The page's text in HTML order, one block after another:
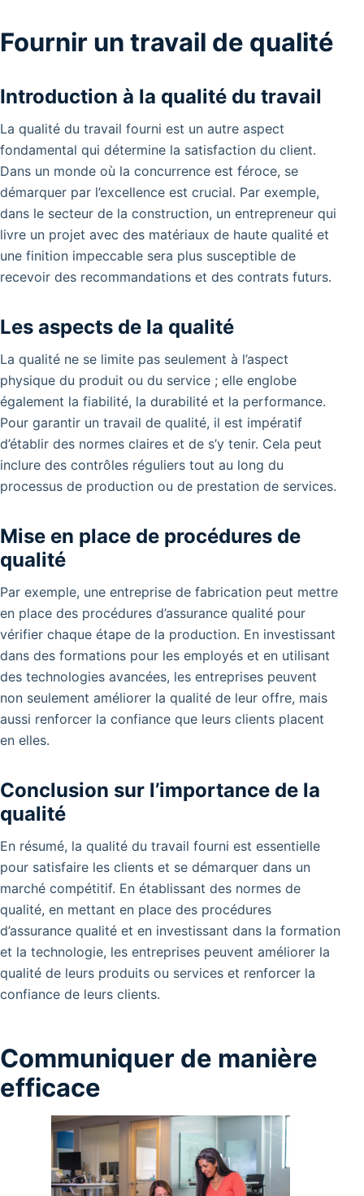
Fournir un travail de qualité
Introduction à la qualité du travail
La qualité du travail fourni est un autre aspect
fondamental qui détermine la satisfaction du client.
Dans un monde où la concurrence est féroce, se
démarquer par l’excellence est crucial. Par exemple,
dans le secteur de la construction, un entrepreneur qui
livre un projet avec des matériaux de haute qualité et
une finition impeccable sera plus susceptible de
recevoir des recommandations et des contrats futurs.
Les aspects de la qualité
La qualité ne se limite pas seulement à l’aspect
physique du produit ou du service ; elle englobe
également la fiabilité, la durabilité et la performance.
Pour garantir un travail de qualité, il est impératif
d’établir des normes claires et de s’y tenir. Cela peut
inclure des contrôles réguliers tout au long du
processus de production ou de prestation de services.
Mise en place de procédures de
qualité
Par exemple, une entreprise de fabrication peut mettre
en place des procédures d’assurance qualité pour
vérifier chaque étape de la production. En investissant
dans des formations pour les employés et en utilisant
des technologies avancées, les entreprises peuvent
non seulement améliorer la qualité de leur offre, mais
aussi renforcer la confiance que leurs clients placent
en elles.
Conclusion sur l’importance de la
qualité
En résumé, la qualité du travail fourni est essentielle
pour satisfaire les clients et se démarquer dans un
marché compétitif. En établissant des normes de
qualité, en mettant en place des procédures
d’assurance qualité et en investissant dans la formation
et la technologie, les entreprises peuvent améliorer la
qualité de leurs produits ou services et renforcer la
confiance de leurs clients.
Communiquer de manière
efficace